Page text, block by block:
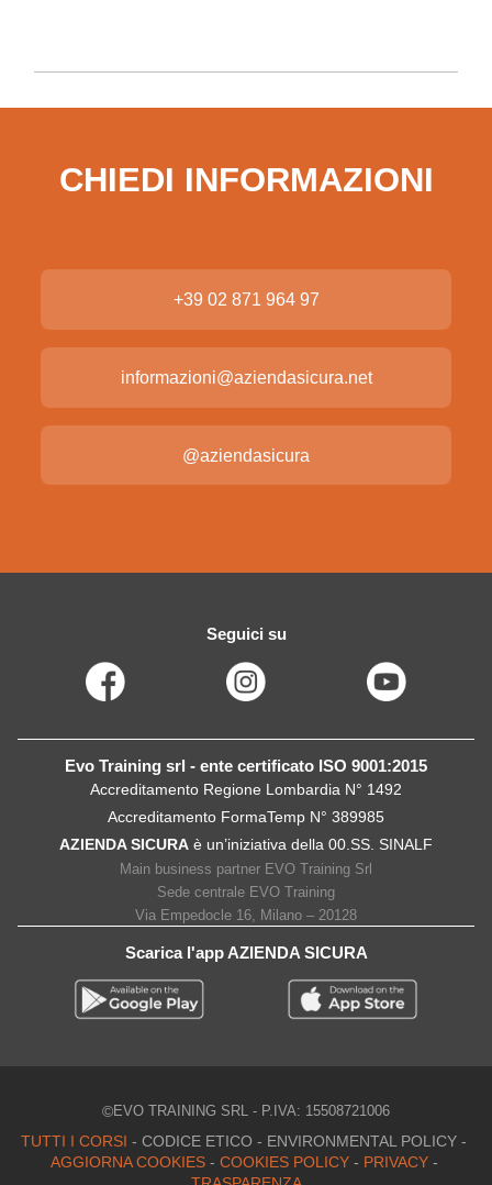
CHIEDI INFORMAZIONI
+39 02 871 964 97
informazioni@aziendasicura.net
@aziendasicura
Seguici su
Evo Training srl - ente certificato ISO 9001:2015
Accreditamento Regione Lombardia N° 1492
Accreditamento FormaTemp N° 389985
AZIENDA SICURA è un’iniziativa della 00.SS. SINALF
Main business partner EVO Training Srl
Sede centrale EVO Training
Via Empedocle 16, Milano – 20128
Scarica l'app AZIENDA SICURA
©EVO TRAINING SRL - P.IVA: 15508721006
TUTTI I CORSI - CODICE ETICO - ENVIRONMENTAL POLICY -
AGGIORNA COOKIES- COOKIES POLICY- PRIVACY-